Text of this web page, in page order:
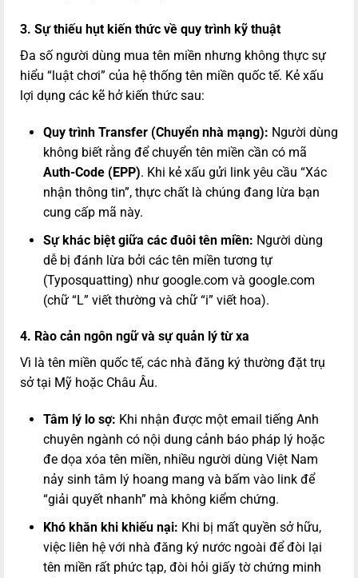
3. Sự thiếu hụt kiến thức về quy trình kỹ thuật
Đa số người dùng mua tên miền nhưng không thực sự
hiểu “luật chơi” của hệ thống tên miền quốc tế. Kẻ xấu
lợi dụng các kẽ hở kiến thức sau:
Quy trình Transfer (Chuyển nhà mạng): Người dùng
không biết rằng để chuyển tên miền cần có mã
Auth-Code (EPP). Khi kẻ xấu gửi link yêu cầu “Xác
nhận thông tin”, thực chất là chúng đang lừa bạn
cung cấp mã này.
Sự khác biệt giữa các đuôi tên miền: Người dùng
dễ bị đánh lừa bởi các tên miền tương tự
(Typosquatting) như google.com và googIe.com
(chữ “L” viết thường và chữ “i” viết hoa).
4. Rào cản ngôn ngữ và sự quản lý từ xa
Vì là tên miền quốc tế, các nhà đăng ký thường đặt trụ
sở tại Mỹ hoặc Châu Âu.
Tâm lý lo sợ: Khi nhận được một email tiếng Anh
chuyên ngành có nội dung cảnh báo pháp lý hoặc
đe dọa xóa tên miền, nhiều người dùng Việt Nam
nảy sinh tâm lý hoang mang và bấm vào link để
“giải quyết nhanh” mà không kiểm chứng.
Khó khăn khi khiếu nại: Khi bị mất quyền sở hữu,
việc liên hệ với nhà đăng ký nước ngoài để đòi lại
tên miền rất phức tạp, đòi hỏi giấy tờ chứng minh